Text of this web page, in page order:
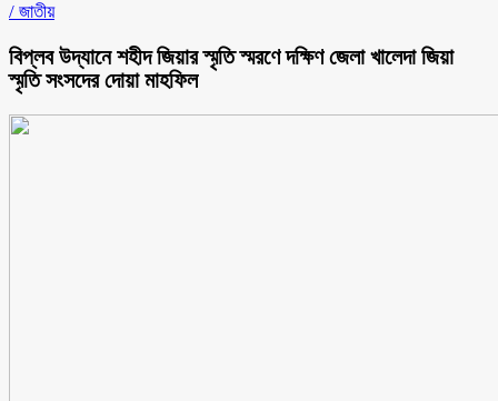
/ জাতীয়
বিপ্লব উদ্যানে শহীদ জিয়ার স্মৃতি স্মরণে দক্ষিণ জেলা খালেদা জিয়া
স্মৃতি সংসদের দোয়া মাহফিল